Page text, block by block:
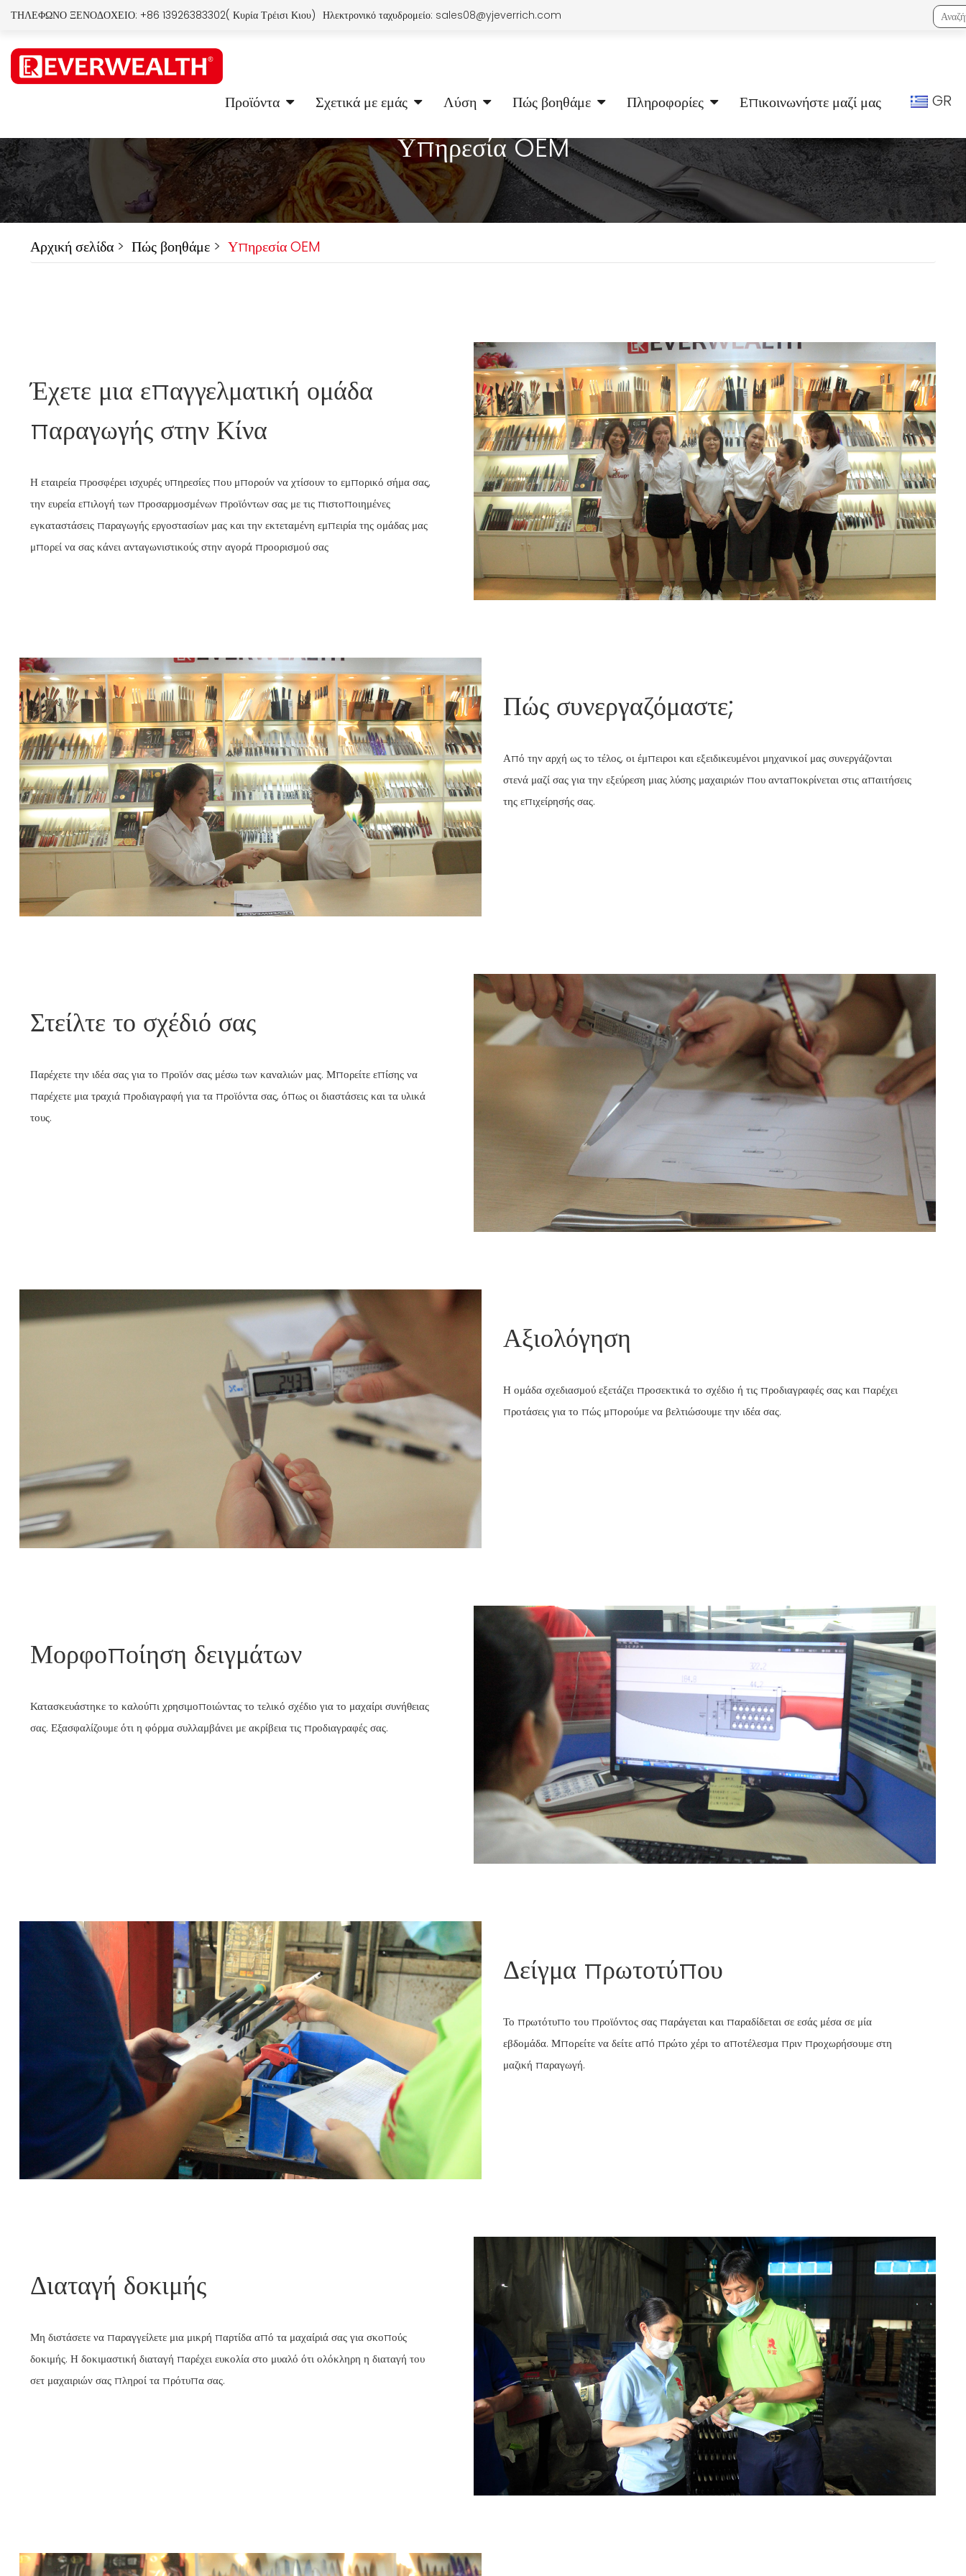
ΤΗΛΕΦΩΝΟ ΞΕΝΟΔΟΧΕΙΟ: +86 13926383302( Κυρία Τρέισι Κιου) Ηλεκτρονικό ταχυδρομείο: sales08@yjeverrich.com
Προϊόντα Σχετικά με εμάς Λύση Πώς βοηθάμε Πληροφορίες Επικοινωνήστε μαζί μας GR
Υπηρεσία OEM
Αρχική σελίδα > Πώς βοηθάμε > Υπηρεσία OEM
Έχετε μια επαγγελματική ομάδα
παραγωγής στην Κίνα
Η εταιρεία προσφέρει ισχυρές υπηρεσίες που μπορούν να χτίσουν το εμπορικό σήμα σας,
την ευρεία επιλογή των προσαρμοσμένων προϊόντων σας με τις πιστοποιημένες
εγκαταστάσεις παραγωγής εργοστασίων μας και την εκτεταμένη εμπειρία της ομάδας μας
μπορεί να σας κάνει ανταγωνιστικούς στην αγορά προορισμού σας
Πώς συνεργαζόμαστε;
Από την αρχή ως το τέλος, οι έμπειροι και εξειδικευμένοι μηχανικοί μας συνεργάζονται
στενά μαζί σας για την εξεύρεση μιας λύσης μαχαιριών που ανταποκρίνεται στις απαιτήσεις
της επιχείρησής σας.
Στείλτε το σχέδιό σας
Παρέχετε την ιδέα σας για το προϊόν σας μέσω των καναλιών μας. Μπορείτε επίσης να
παρέχετε μια τραχιά προδιαγραφή για τα προϊόντα σας, όπως οι διαστάσεις και τα υλικά
τους.
Αξιολόγηση
Η ομάδα σχεδιασμού εξετάζει προσεκτικά το σχέδιο ή τις προδιαγραφές σας και παρέχει
προτάσεις για το πώς μπορούμε να βελτιώσουμε την ιδέα σας.
Μορφοποίηση δειγμάτων
Κατασκευάστηκε το καλούπι χρησιμοποιώντας το τελικό σχέδιο για το μαχαίρι συνήθειας
σας. Εξασφαλίζουμε ότι η φόρμα συλλαμβάνει με ακρίβεια τις προδιαγραφές σας.
Δείγμα πρωτοτύπου
Το πρωτότυπο του προϊόντος σας παράγεται και παραδίδεται σε εσάς μέσα σε μία
εβδομάδα. Μπορείτε να δείτε από πρώτο χέρι το αποτέλεσμα πριν προχωρήσουμε στη
μαζική παραγωγή.
Διαταγή δοκιμής
Μη διστάσετε να παραγγείλετε μια μικρή παρτίδα από τα μαχαίριά σας για σκοπούς
δοκιμής. Η δοκιμαστική διαταγή παρέχει ευκολία στο μυαλό ότι ολόκληρη η διαταγή του
σετ μαχαιριών σας πληροί τα πρότυπα σας.